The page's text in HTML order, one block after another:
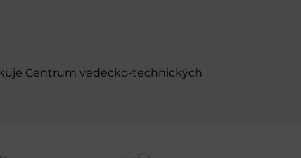
Centrum vedecko-technických